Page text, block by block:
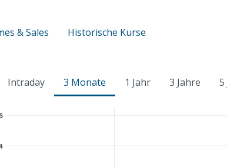
& Sales Historische Kurse
Intraday 3 Monate 1 Jahr 3 Jahre 5